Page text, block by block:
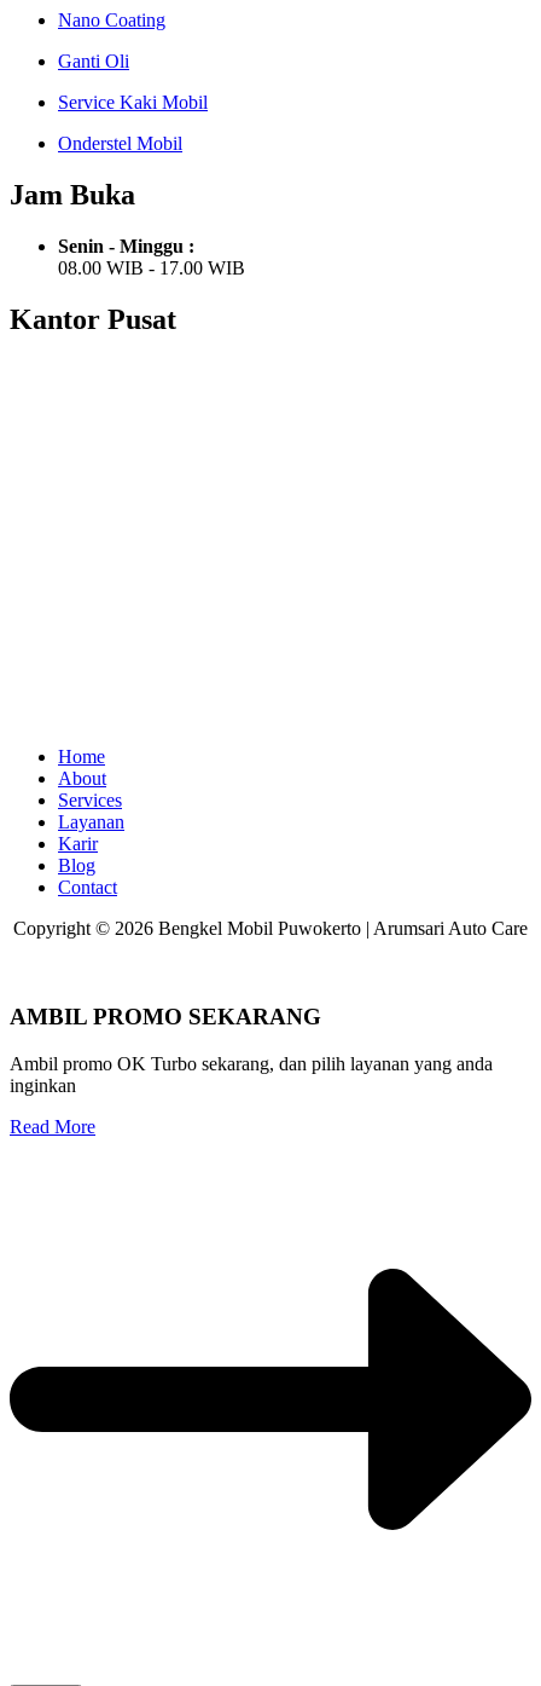
Nano Coating
Ganti Oli
Service Kaki Mobil
Onderstel Mobil
Jam Buka
Senin - Minggu :
08.00 WIB - 17.00 WIB
Kantor Pusat
Home
About
Services
Layanan
Karir
Blog
Contact
Copyright © 2026 Bengkel Mobil Puwokerto | Arumsari Auto Care
AMBIL PROMO SEKARANG
Ambil promo OK Turbo sekarang, dan pilih layanan yang anda
inginkan
Read More